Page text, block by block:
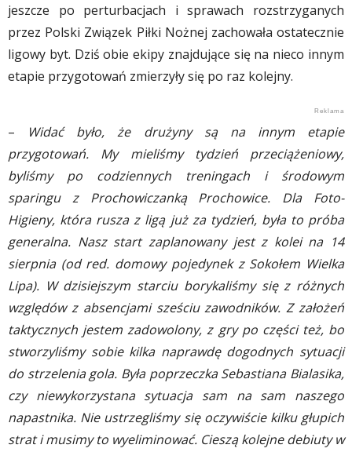
jeszcze po perturbacjach i sprawach rozstrzyganych
przez Polski Związek Piłki Nożnej zachowała ostatecznie
ligowy byt. Dziś obie ekipy znajdujące się na nieco innym
etapie przygotowań zmierzyły się po raz kolejny.
–
Widać było, że drużyny są na innym etapie
przygotowań. My mieliśmy tydzień przeciążeniowy,
byliśmy po codziennych treningach i środowym
sparingu z Prochowiczanką Prochowice. Dla Foto-
Higieny, która rusza z ligą już za tydzień, była to próba
generalna. Nasz start zaplanowany jest z kolei na 14
sierpnia (od red. domowy pojedynek z Sokołem Wielka
Lipa). W dzisiejszym starciu borykaliśmy się z różnych
względów z absencjami sześciu zawodników. Z założeń
taktycznych jestem zadowolony, z gry po części też, bo
stworzyliśmy sobie kilka naprawdę dogodnych sytuacji
do strzelenia gola. Była poprzeczka Sebastiana Bialasika,
czy niewykorzystana sytuacja sam na sam naszego
napastnika. Nie ustrzegliśmy się oczywiście kilku głupich
strat i musimy to wyeliminować. Cieszą kolejne debiuty w